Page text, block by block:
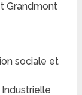
Grandmont
sociale et